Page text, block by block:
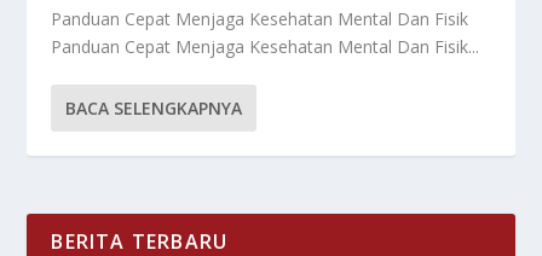
Panduan Cepat Menjaga Kesehatan Mental Dan Fisik
Panduan Cepat Menjaga Kesehatan Mental Dan Fisik...
BACA SELENGKAPNYA
BERITA TERBARU